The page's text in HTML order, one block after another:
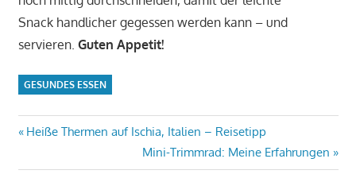
Snack handlicher gegessen werden kann – und
servieren. Guten Appetit!
GESUNDES ESSEN
Beitrags-
Navigation
Vorheriger
Heiße Thermen auf Ischia, Italien – Reisetipp
Nächster
Beitrag:
Mini-Trimmrad: Meine Erfahrungen